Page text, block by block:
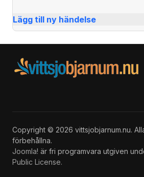
Lägg till ny händelse
Copyright © 2026 vittsjobjarnum.nu.
förbehållna.
Joomla! är fri programvara utgiven
Public License.